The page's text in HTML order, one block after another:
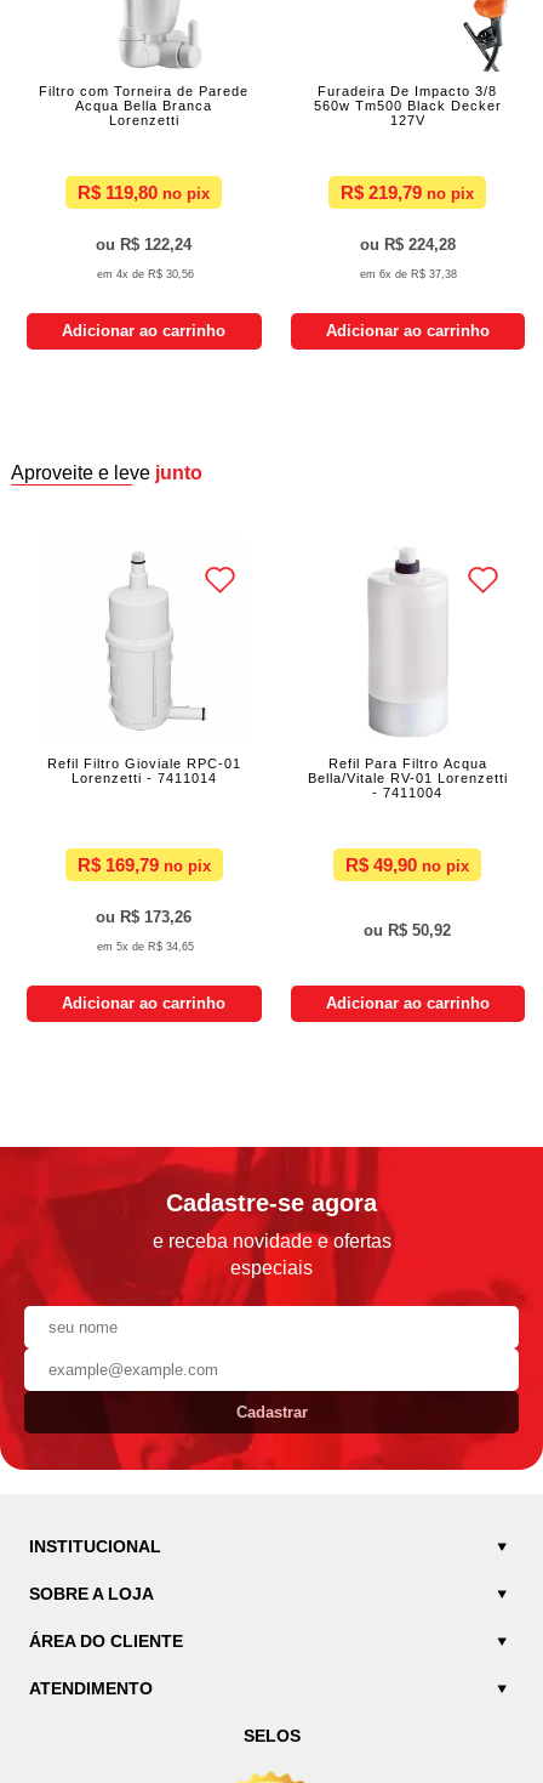
Filtro com Torneira de Parede
Acqua Bella Branca
Lorenzetti
R$ 119,80
R$ 122,24
4x de R$ 30,56
Adicionar ao carrinho
Furadeira De Impacto 3/8
560w Tm500 Black Decker
127V
R$ 219,79
R$ 224,28
6x de R$ 37,38
Adicionar ao carrinho
Aproveite e leve junto
Refil Filtro Gioviale RPC-01
Lorenzetti - 7411014
R$ 169,79
R$ 173,26
5x de R$ 34,65
Adicionar ao carrinho
Refil Para Filtro Acqua
Bella/Vitale RV-01 Lorenzetti
- 7411004
R$ 49,90
R$ 50,92
Adicionar ao carrinho
Cadastre-se agora
e receba novidade e ofertas
especiais
Cadastrar
INSTITUCIONAL
SOBRE A LOJA
ÁREA DO CLIENTE
ATENDIMENTO
SELOS